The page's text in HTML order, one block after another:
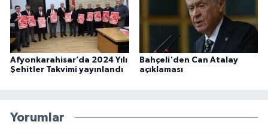
Afyonkarahisar’da 2024 Yılı
Şehitler Takvimi yayınlandı
Bahçeli'den Can Atalay
açıklaması
Yorumlar